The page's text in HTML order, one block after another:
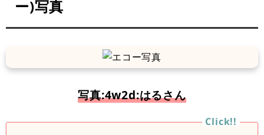
ー)写真
写真:4w2d:はるさん